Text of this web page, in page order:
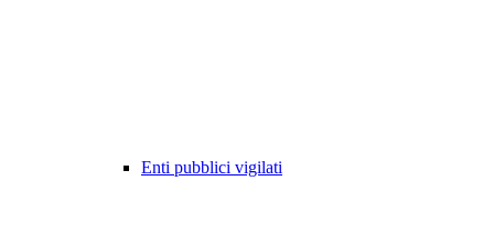
Enti pubblici vigilati